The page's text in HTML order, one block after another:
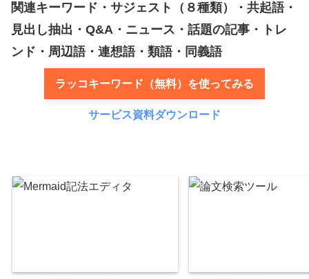
関連キーワード・サジェスト（８種類）・共起語・
見出し抽出・Q&A・ニュース・話題の記事・トレ
ンド・周辺語・連想語・類語・同義語
ラッコキーワード（無料）を使ってみる
サービス資料ダウンロード